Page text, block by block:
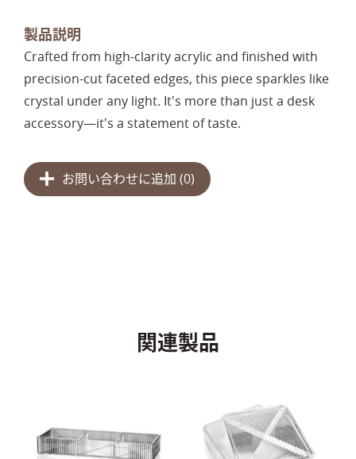
製品説明
Crafted from high-clarity acrylic and finished with
precision-cut faceted edges, this piece sparkles like
crystal under any light. It's more than just a desk
accessory—it's a statement of taste.
お問い合わせに追加 (0)
関連製品